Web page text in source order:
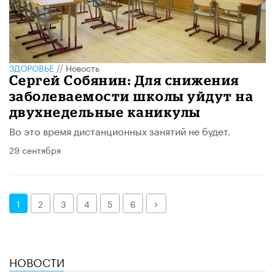
ЗДОРОВЬЕ//Новость
Сергей Собянин: Для снижения
заболеваемости школы уйдут на
двухнедельные каникулы
Во это время дистанционных занятий не будет.
29 сентября
1 2 3 4 5 6 Далее
НОВОСТИ